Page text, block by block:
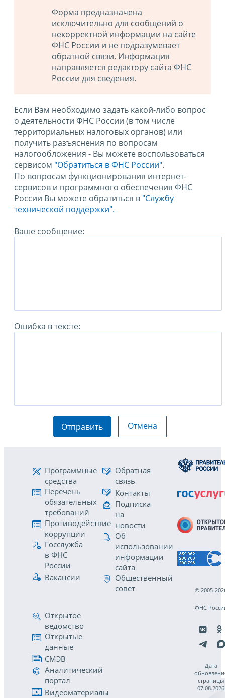
Форма предназначена
исключительно для сообщений о
некорректной информации на сайте
ФНС России и не подразумевает
обратной связи. Информация
направляется редактору сайта ФНС
России для сведения.
Если Вам необходимо задать какой-либо вопрос
о деятельности ФНС России (в том числе
территориальных налоговых органов) или
получить разъяснения по вопросам
налогообложения - Вы можете воспользоваться
сервисом "Обратиться в ФНС России".
По вопросам функционирования интернет-
сервисов и программного обеспечения ФНС
России Вы можете обратиться в "Службу
технической поддержки".
Ваше сообщение:
Ошибка в тексте:
Отправить Отмена
Программные
средства
Перечень
обязательных
требований
Противодействие
коррупции
Госслужба
в ФНС
России
Вакансии
Обратная
связь
Контакты
Подписка
на
новости
Об
использовании
информации
сайта
Общественный
совет
Открытое
ведомство
Открытые
данные
СМЭВ
Аналитический
портал
Видеоматериалы
© 2005-
ФНС
Дата
страницы
07.08.2026